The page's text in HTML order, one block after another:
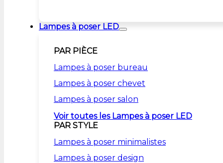
Lampes à poser LED
PAR PIÈCE
Lampes à poser bureau
Lampes à poser chevet
Lampes à poser salon
Voir toutes les Lampes à poser LED
PAR STYLE
Lampes à poser minimalistes
Lampes à poser design